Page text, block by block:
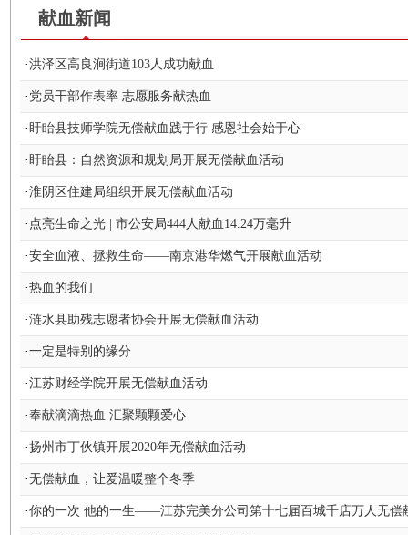
献血新闻
·洪泽区高良涧街道103人成功献血
· 党员干部作表率 志愿服务献热血
· 盱眙县技师学院无偿献血践于行 感恩社会始于心
· 盱眙县：自然资源和规划局开展无偿献血活动
·淮阴区住建局组织开展无偿献血活动
· 点亮生命之光 | 市公安局444人献血14.24万毫升
·安全血液、拯救生命——南京港华燃气开展献血活动
·热血的我们
·涟水县助残志愿者协会开展无偿献血活动
·一定是特别的缘分
·江苏财经学院开展无偿献血活动
·奉献滴滴热血 汇聚颗颗爱心
·扬州市丁伙镇开展2020年无偿献血活动
·无偿献血，让爱温暖整个冬季
·你的一次 他的一生——江苏完美分公司第十七届百城千店万人无偿